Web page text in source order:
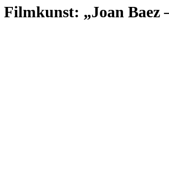
Filmkunst: „Joan Baez